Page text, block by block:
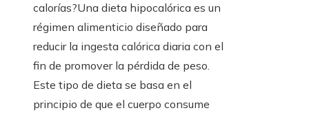
calorías?Una dieta hipocalórica es un
régimen alimenticio diseñado para
reducir la ingesta calórica diaria con el
fin de promover la pérdida de peso.
Este tipo de dieta se basa en el
principio de que el cuerpo consume